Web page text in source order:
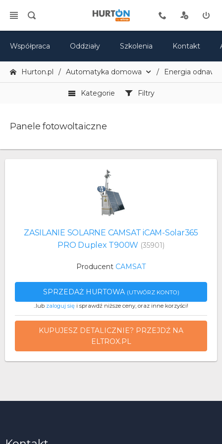
Współpraca Oddziały Szkolenia Kontakt
Hurton.pl Automatyka domowa Energia
Kategorie Filtry
Panele fotowoltaiczne
ZASILANIE SOLARNE CAMSAT iCAM-Solar365
PRO Duplex T900W (35901)
Producent CAMSAT
SPRZEDAŻ HURTOWA (UTWÓRZ KONTO)
..lub zaloguj się i sprawdź niższe ceny, oraz inne korzyści!
KUPUJESZ DETALICZNIE? PRZEJDŹ NA
ELTROX.PL